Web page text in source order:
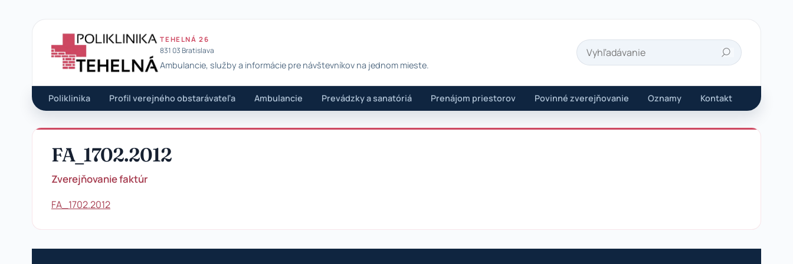
TEHELNÁ 26
831 03 Bratislava
Ambulancie, služby a informácie pre návštevníkov na jednom mieste. Hľadať
Poliklinika Profil verejného obstarávateľa Ambulancie Prevádzky a sanatóriá Prenájom priestorov Povinné zverejňovanie Oznamy Kontakt
FA_1702.2012
Zverejňovanie faktúr
FA_1702.2012